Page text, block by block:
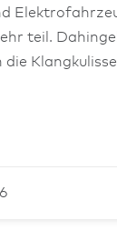
teil.